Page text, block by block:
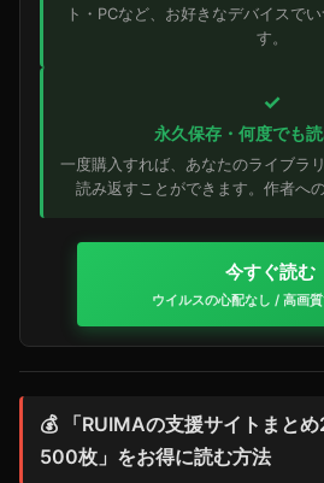
ト・PCなど、お好きなデバイスで
す。
✓
永久保存・何度でも
一度購入すれば、あなたのライブラ
読み返すことができます。作者へ
今すぐ読む
ウイルスの心配なし / 高画
💰 「RUIMAの支援サイトまと
500枚」をお得に読む方法